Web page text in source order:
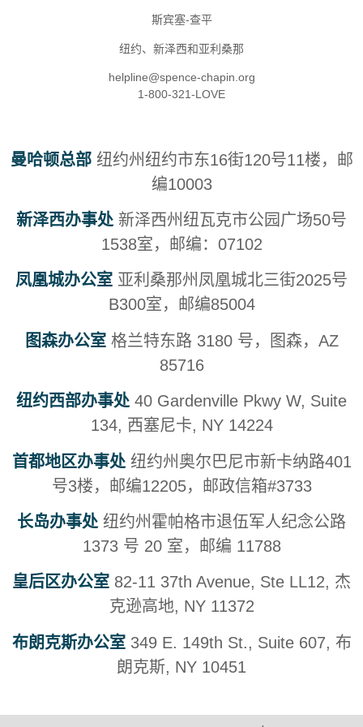
斯宾塞-查平
纽约、新泽西和亚利桑那
helpline@spence-chapin.org
1-800-321-LOVE
曼哈顿总部 纽约州纽约市东16街120号11楼，邮
编10003
新泽西办事处 新泽西州纽瓦克市公园广场50号
1538室，邮编：07102
凤凰城办公室 亚利桑那州凤凰城北三街2025号
B300室，邮编85004
图森办公室 格兰特东路 3180 号，图森，AZ
85716
纽约西部办事处 40 Gardenville Pkwy W, Suite
134, 西塞尼卡, NY 14224
首都地区办事处 纽约州奥尔巴尼市新卡纳路401
号3楼，邮编12205，邮政信箱#3733
长岛办事处 纽约州霍帕格市退伍军人纪念公路
1373 号 20 室，邮编 11788
皇后区办公室 82-11 37th Avenue, Ste LL12, 杰
克逊高地, NY 11372
布朗克斯办公室 349 E. 149th St., Suite 607, 布
朗克斯, NY 10451